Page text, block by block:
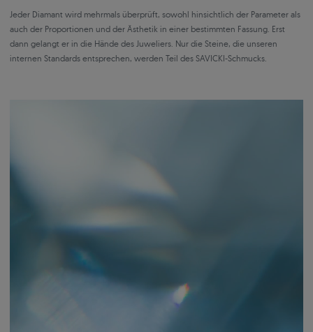
Jeder Diamant wird mehrmals überprüft, sowohl hinsichtlich der Parameter als
auch der Proportionen und der Ästhetik in einer bestimmten Fassung. Erst
dann gelangt er in die Hände des Juweliers. Nur die Steine, die unseren
internen Standards entsprechen, werden Teil des SAVICKI-Schmucks.